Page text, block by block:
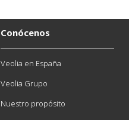
Conócenos
Veolia en España
Veolia Grupo
Nuestro propósito